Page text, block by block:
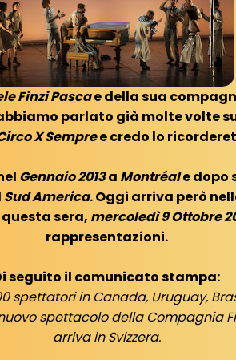
Finzi Pascae della sua
parlato già molte volte
X Sempree credo lo
Gennaio 2013a Montréale dopo
Sud America. Oggi arriva però
sera, mercoledì 9 Ottobre
rappresentazioni.
seguito il comunicato stampa:
spettatori in Canada, Uruguay,
nuovo spettacolo della Compagnia
arriva in Svizzera.